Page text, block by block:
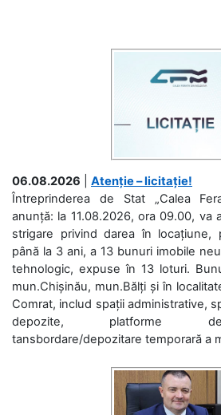
06.08.2026
Atenție – licitație!
Întreprinderea de Stat „Calea
anunță: la 11.08.2026, ora 09.00, va
strigare privind darea în
până la 3 ani, a 13 bunuri imobile
tehnologic, expuse în 13 loturi.
mun.Chișinău, mun.Bălți și în
Comrat, includ spații administrative,
depozite, platforme
tansbordare/depozitare temporară a